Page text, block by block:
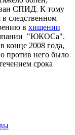
СПИД. К тому
следственном
в хищении
"ЮКОСа".
конце 2008 года,
против него было
срока